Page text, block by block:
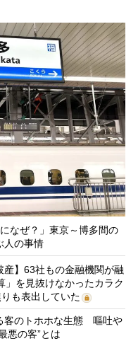
なぜ？」東京～博多間の
人の事情
産】63社もの金融機関が融
」を見抜けなかったカラク
も表出していた
客のトホホな生態 嘔吐や
悪の客”とは